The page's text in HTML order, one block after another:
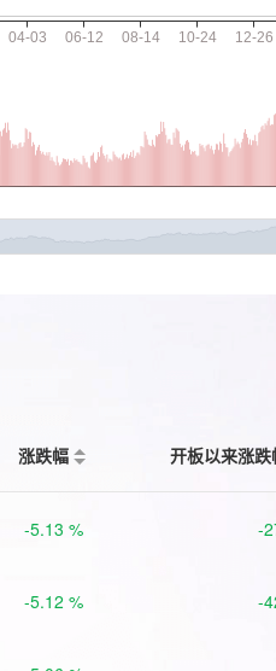
涨跌幅 开板以来涨跌
-5.13 % -
-5.12 % -